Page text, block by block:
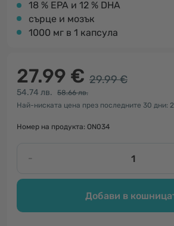
18 % EPA и 12 % DHA
сърце и мозък
1000 мг в 1 капсула
27.99 € 29.99 €
54.74 лв.
58.66 лв.
Най-ниската цена през последните 30 дни:
Номер на продукта: ON034
-
Добави в